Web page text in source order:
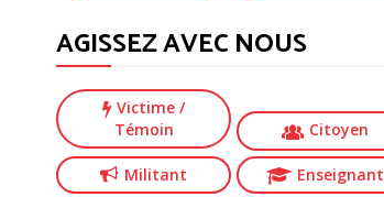
AGISSEZ AVEC NOUS
Victime/
Témoin
Citoyen
Militant Enseignant